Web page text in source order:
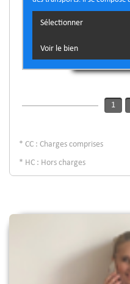
Sélectionner
Voir le bien
1
* CC : Charges comprises
* HC : Hors charges